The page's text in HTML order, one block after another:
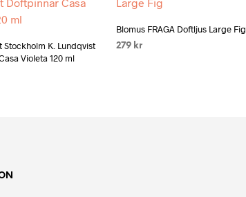
Add to wishlist
Stockholm K. Lundqvist
Violeta 120 ml
Blomus FRAGA Doftljus Large Fig
279 kr